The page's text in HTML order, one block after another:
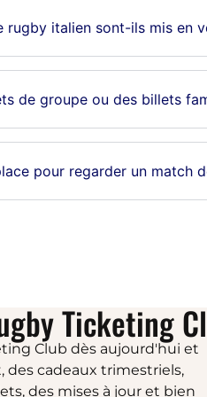
rugby italien sont-ils mis en
de groupe ou des billets
pour regarder un match
Ticketing
Club dès aujourd'hui et
des cadeaux trimestriels,
des mises à jour et bien